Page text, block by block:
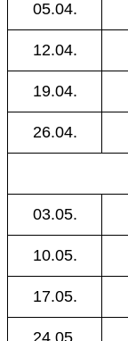
05.04.
12.04.
19.04.
26.04.
03.05.
10.05.
17.05.